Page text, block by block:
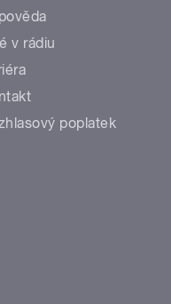
v rádiu
poplatek